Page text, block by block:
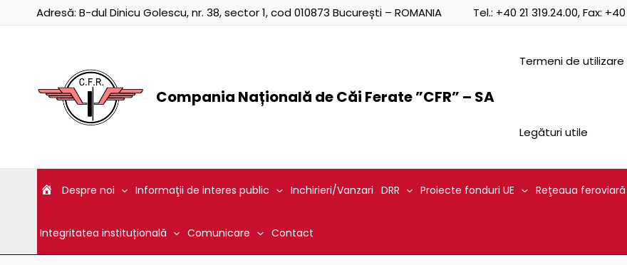
Adresă: B-dul Dinicu Golescu, nr. 38, sector 1, cod 010873 București – ROMANIA Tel.: +40 21 319.24.00, Fax: +40
Compania Națională de Căi Ferate ”CFR” – SA
Termeni de utilizare
Legături utile
Despre noi Informaţii de interes public Inchirieri/Vanzari DRR Proiecte fonduri UE Reţeaua feroviară
Integritatea instituțională Comunicare Contact